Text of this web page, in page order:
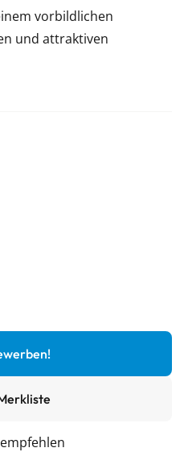
vorbildlichen
und attraktiven